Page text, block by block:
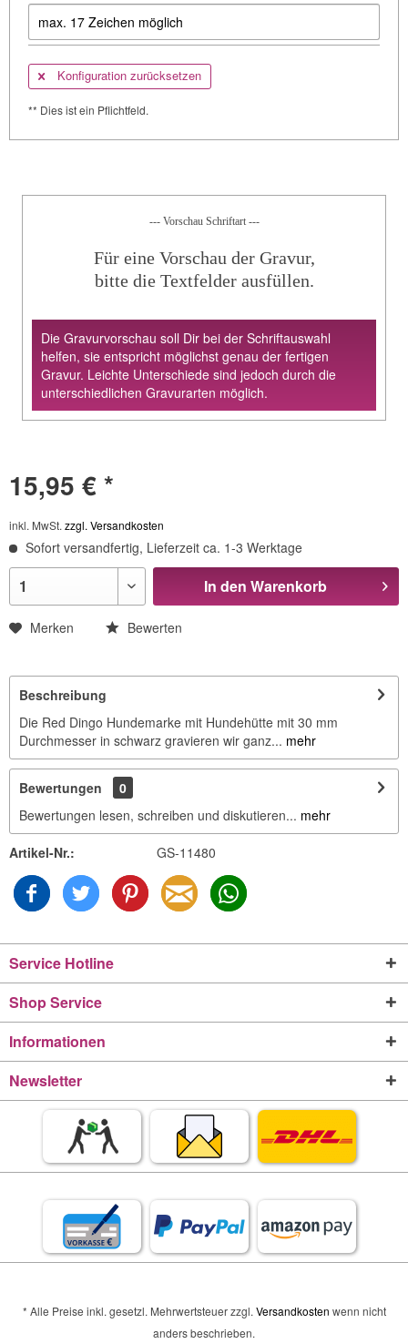
Konfiguration zurücksetzen
** Dies ist ein Pflichtfeld.
--- Vorschau Schriftart ---
Für eine Vorschau der Gravur,
bitte die Textfelder ausfüllen.
Die Gravurvorschau soll Dir bei der Schriftauswahl
helfen, sie entspricht möglichst genau der fertigen
Gravur. Leichte Unterschiede sind jedoch durch die
unterschiedlichen Gravurarten möglich.
15,95 € *
inkl. MwSt. zzgl. Versandkosten
Sofort versandfertig, Lieferzeit ca. 1-3 Werktage
In den Warenkorb
Merken Bewerten
Beschreibung
Die Red Dingo Hundemarke mit Hundehütte mit 30 mm
Durchmesser in schwarz gravieren wir ganz... mehr
Bewertungen
0
Bewertungen lesen, schreiben und diskutieren... mehr
Artikel-Nr.: GS-11480
Service Hotline
Shop Service
Informationen
Newsletter
* Alle Preise inkl. gesetzl. Mehrwertsteuer zzgl. Versandkosten wenn nicht
anders beschrieben.